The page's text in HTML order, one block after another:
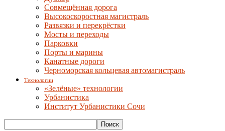
Совмещённая дорога
Высокоскоростная магистраль
Развязки и перекрёстки
Мосты и переходы
Парковки
Порты и марины
Канатные дороги
Черноморская кольцевая автомагистраль
Технологии
«Зелёные» технологии
Урбанистика
Институт Урбанистики Сочи